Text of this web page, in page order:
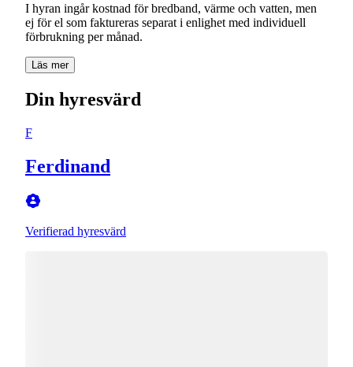
I hyran ingår kostnad för bredband, värme och vatten, men
ej för el som faktureras separat i enlighet med individuell
förbrukning per månad.
Läs mer
Din hyresvärd
F
Ferdinand
Verifierad hyresvärd